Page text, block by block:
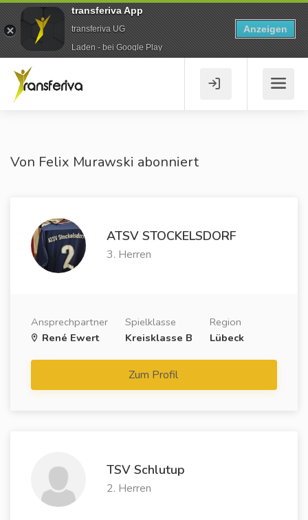
Von Felix Murawski abonniert
ATSV STOCKELSDORF
3. Herren
Ansprechpartner
René Ewert
Spielklasse
Kreisklasse B
Region
Lübeck
Zum Profil
TSV Schlutup
2. Herren
transferiva App
transferiva UG
Laden - bei Google Play
Anzeigen